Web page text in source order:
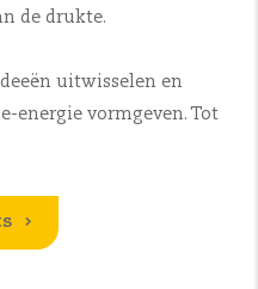
de drukte.
uitwisselen en
energie vormgeven. Tot